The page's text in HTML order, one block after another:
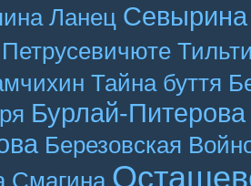
Ланец Севырина
Петрусевичюте
Тайна буття
Бурлай-Питерова
Березовская
Смагина